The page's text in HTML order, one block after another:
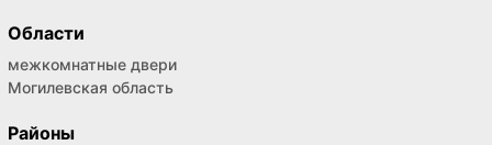
Области
межкомнатные двери
Могилевская область
Районы